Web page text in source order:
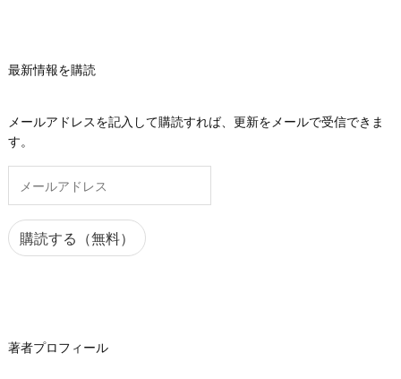
最新情報を購読
メールアドレスを記入して購読すれば、更新をメールで受信できま
す。
ア
ド
購読する（無料）
著者プロフィール